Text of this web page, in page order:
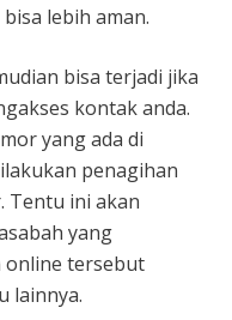
lebih aman.
bisa terjadi jika
kontak anda.
yang ada di
penagihan
Tentu ini akan
yang
online tersebut
lainnya.